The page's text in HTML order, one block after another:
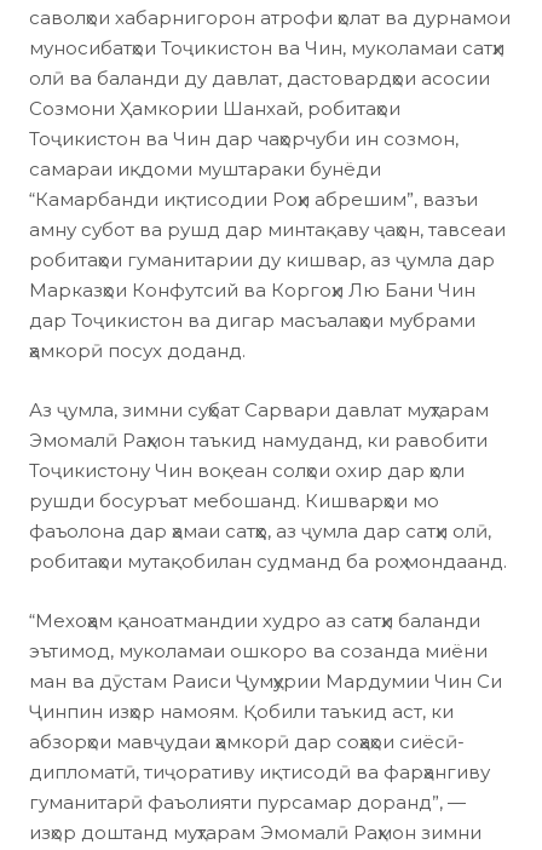
саволҳои хабарнигорон атрофи ҳолат ва дурнамои
муносибатҳои Тоҷикистон ва Чин, муколамаи сатҳи
олӣ ва баланди ду давлат, дастовардҳои асосии
Созмони Ҳамкории Шанхай, робитаҳои
Тоҷикистон ва Чин дар чаҳорчуби ин созмон,
самараи иқдоми муштараки бунёди
“Камарбанди иқтисодии Роҳи абрешим”, вазъи
амну субот ва рушд дар минтақаву ҷаҳон, тавсеаи
робитаҳои гуманитарии ду кишвар, аз ҷумла дар
Марказҳои Конфутсий ва Коргоҳи Лю Бани Чин
дар Тоҷикистон ва дигар масъалаҳои мубрами
ҳамкорӣ посух доданд.
Аз ҷумла, зимни суҳбат Сарвари давлат муҳтарам
Эмомалӣ Раҳмон таъкид намуданд, ки равобити
Тоҷикистону Чин воқеан солҳои охир дар ҳоли
рушди босуръат мебошанд. Кишварҳои мо
фаъолона дар ҳамаи сатҳҳо, аз ҷумла дар сатҳи олӣ,
робитаҳои мутақобилан судманд ба роҳ мондаанд.
“Мехоҳам қаноатмандии худро аз сатҳи баланди
эътимод, муколамаи ошкоро ва созанда миёни
ман ва дӯстам Раиси Ҷумҳурии Мардумии Чин Си
Ҷинпин изҳор намоям. Қобили таъкид аст, ки
абзорҳои мавҷудаи ҳамкорӣ дар соҳаҳои сиёсӣ-
дипломатӣ, тиҷоративу иқтисодӣ ва фарҳангиву
гуманитарӣ фаъолияти пурсамар доранд”, —
изҳор доштанд муҳтарам Эмомалӣ Раҳмон зимни